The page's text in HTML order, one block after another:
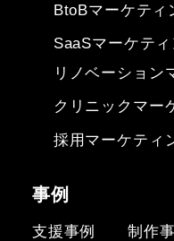
BtoBマーケティ
SaaSマーケテ
リノベーション
クリニックマー
採用マーケティ
事例
支援事例 制作